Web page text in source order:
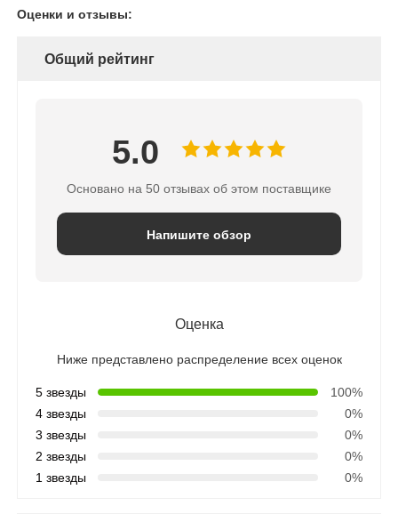
Оценки и отзывы:
Общий рейтинг
5.0
Основано на 50 отзывах об этом поставщике
Напишите обзор
Оценка
Ниже представлено распределение всех оценок
5 звезды
100%
4 звезды
0%
3 звезды
0%
2 звезды
0%
1 звезды
0%